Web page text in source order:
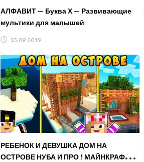
АЛФАВИТ — Буква Х — Развивающие
мультики для малышей
13.09.2019
РЕБЕНОК И ДЕВУШКА ДОМ НА
ОСТРОВЕ НУБА И ПРО ! МАЙНКРАФТ В